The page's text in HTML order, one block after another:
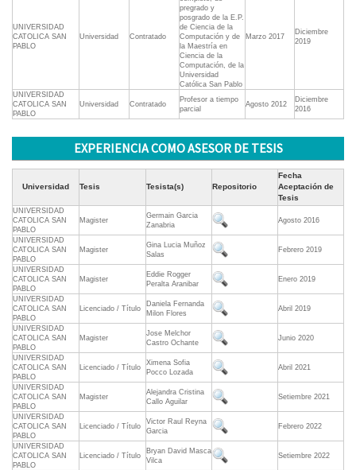
UNIVERSIDAD
CATOLICA SAN
PABLO
Universidad Contratado
pregrado y
posgrado de la E.P.
de Ciencia de la
Computación y de
la Maestría en
Ciencia de la
Computación, de la
Universidad
Católica San Pablo
Marzo 2017
Diciembre
2019
UNIVERSIDAD
CATOLICA SAN
PABLO
Universidad Contratado
Profesor a tiempo
parcial
Agosto 2012
Diciembre
2016
EXPERIENCIA COMO ASESOR DE TESIS
Universidad Tesis Tesista(s) Repositorio
Fecha
Aceptación de
Tesis
UNIVERSIDAD
CATOLICA SAN
PABLO
Magister
Germain Garcia
Zanabria
Agosto 2016
UNIVERSIDAD
CATOLICA SAN
PABLO
Magister
Gina Lucia Muñoz
Salas
Febrero 2019
UNIVERSIDAD
CATOLICA SAN
PABLO
Magister
Eddie Rogger
Peralta Aranibar
Enero 2019
UNIVERSIDAD
CATOLICA SAN
PABLO
Licenciado / Título
Daniela Fernanda
Milon Flores
Abril 2019
UNIVERSIDAD
CATOLICA SAN
PABLO
Magister
Jose Melchor
Castro Ochante
Junio 2020
UNIVERSIDAD
CATOLICA SAN
PABLO
Licenciado / Título
Ximena Sofia
Pocco Lozada
Abril 2021
UNIVERSIDAD
CATOLICA SAN
PABLO
Magister
Alejandra Cristina
Callo Aguilar
Setiembre 2021
UNIVERSIDAD
CATOLICA SAN
PABLO
Licenciado / Título
Victor Raul Reyna
Garcia
Febrero 2022
UNIVERSIDAD
CATOLICA SAN
PABLO
Licenciado / Título
Bryan David Masca
Vilca
Setiembre 2022